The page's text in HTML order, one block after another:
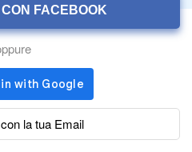
FACEBOOK
la tua Email